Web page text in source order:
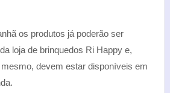
os produtos já poderão ser
loja de brinquedos Ri Happy e,
devem estar disponíveis em